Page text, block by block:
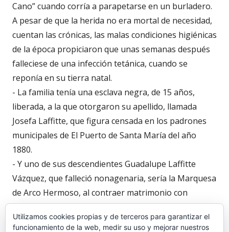
Cano” cuando corría a parapetarse en un burladero.
A pesar de que la herida no era mortal de necesidad,
cuentan las crónicas, las malas condiciones higiénicas
de la época propiciaron que unas semanas después
falleciese de una infección tetánica, cuando se
reponía en su tierra natal.
- La familia tenía una esclava negra, de 15 años,
liberada, a la que otorgaron su apellido, llamada
Josefa Laffitte, que figura censada en los padrones
municipales de El Puerto de Santa María del año
1880.
- Y uno de sus descendientes Guadalupe Laffitte
Vázquez, que falleció nonagenaria, sería la Marquesa
de Arco Hermoso, al contraer matrimonio con
Alejandro Romero Osborne.
Antonio Gutiérrez Ruiz - A.C. Puertoguía.
Utilizamos cookies propias y de terceros para garantizar el
funcionamiento de la web, medir su uso y mejorar nuestros